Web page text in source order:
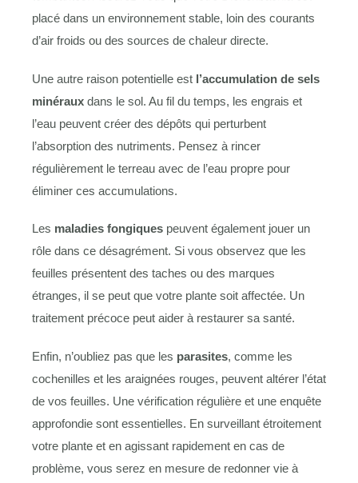
placé dans un environnement stable, loin des courants
d’air froids ou des sources de chaleur directe.
Une autre raison potentielle est l’accumulation de sels
minéraux dans le sol. Au fil du temps, les engrais et
l’eau peuvent créer des dépôts qui perturbent
l’absorption des nutriments. Pensez à rincer
régulièrement le terreau avec de l’eau propre pour
éliminer ces accumulations.
Les maladies fongiques peuvent également jouer un
rôle dans ce désagrément. Si vous observez que les
feuilles présentent des taches ou des marques
étranges, il se peut que votre plante soit affectée. Un
traitement précoce peut aider à restaurer sa santé.
Enfin, n’oubliez pas que les parasites, comme les
cochenilles et les araignées rouges, peuvent altérer l’état
de vos feuilles. Une vérification régulière et une enquête
approfondie sont essentielles. En surveillant étroitement
votre plante et en agissant rapidement en cas de
problème, vous serez en mesure de redonner vie à